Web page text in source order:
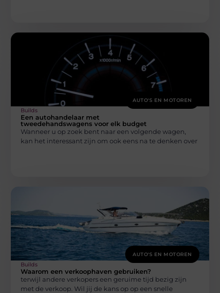
AUTO'S EN MOTOREN
Builds
Een autohandelaar met
tweedehandswagens voor elk budget
Wanneer u op zoek bent naar een volgende wagen,
kan het interessant zijn om ook eens na te denken over
AUTO'S EN MOTOREN
Builds
Waarom een verkoophaven gebruiken?
terwijl andere verkopers een geruime tijd bezig zijn
met de verkoop. Wil jij de kans op op een snelle